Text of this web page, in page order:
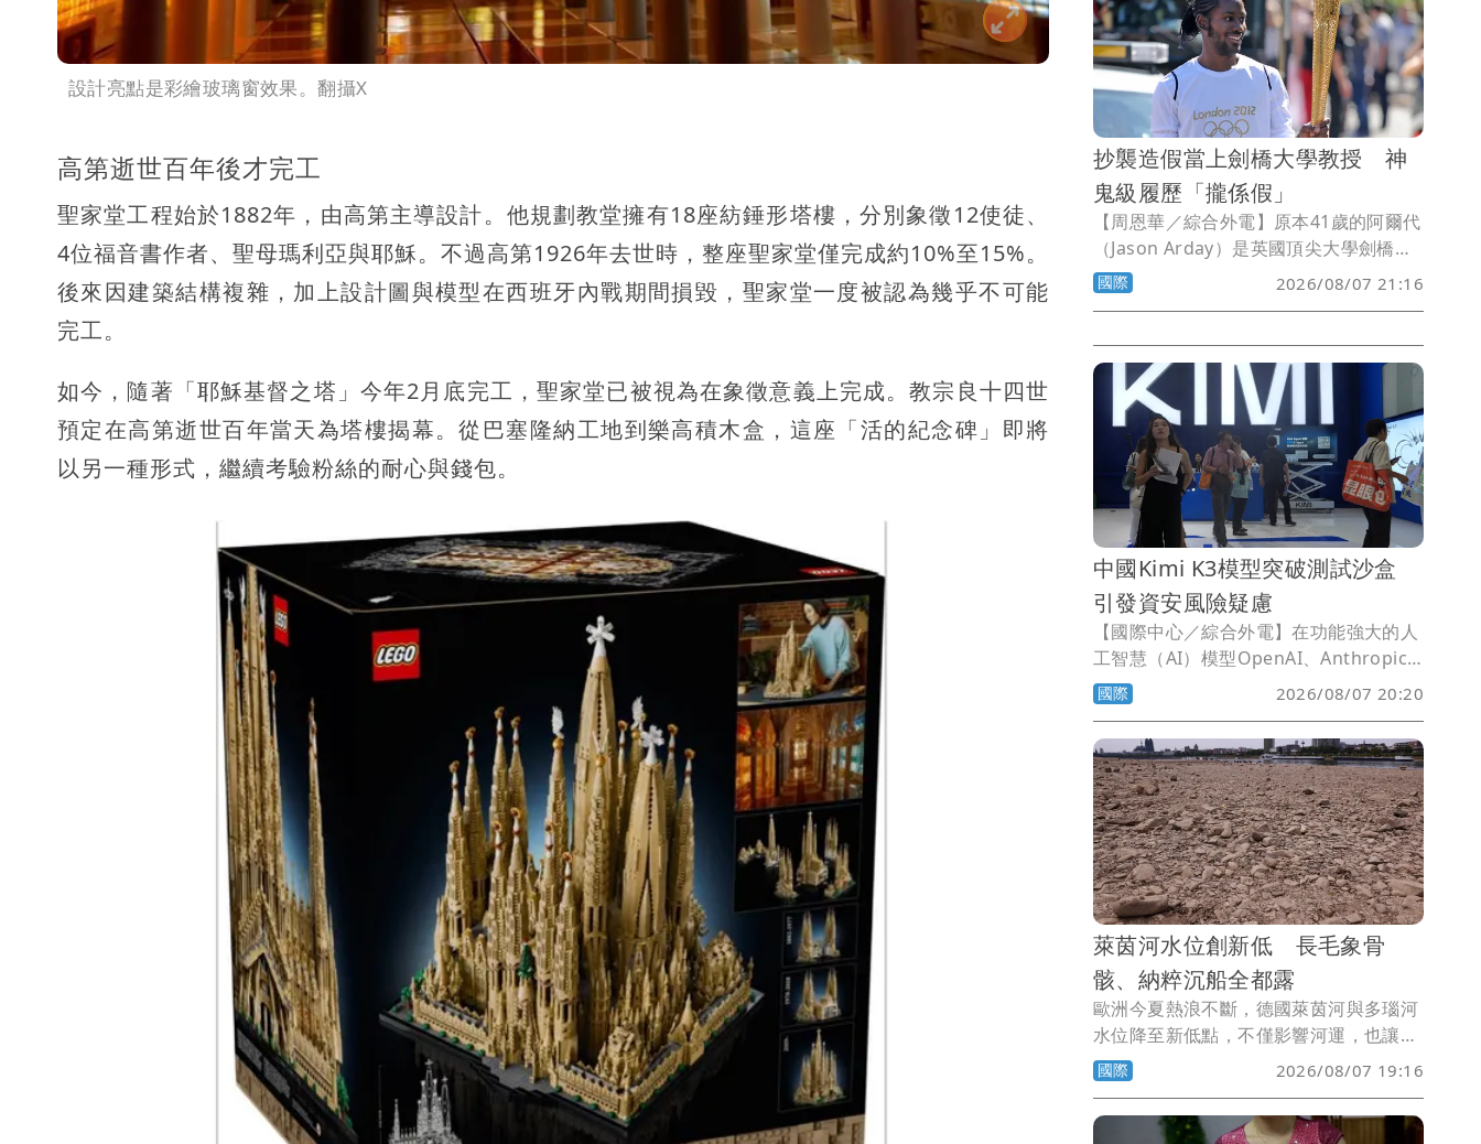
設計亮點是彩繪玻璃窗效果。翻攝X
高第逝世百年後才完工
聖家堂工程始於1882年，由高第主導設計。他規劃教堂擁有18座紡錘形塔樓，分別象徵12使徒、
4位福音書作者、聖母瑪利亞與耶穌。不過高第1926年去世時，整座聖家堂僅完成約10%至15%。
後來因建築結構複雜，加上設計圖與模型在西班牙內戰期間損毀，聖家堂一度被認為幾乎不可能
完工。
如今，隨著「耶穌基督之塔」今年2月底完工，聖家堂已被視為在象徵意義上完成。教宗良十四世
預定在高第逝世百年當天為塔樓揭幕。從巴塞隆納工地到樂高積木盒，這座「活的紀念碑」即將
以另一種形式，繼續考驗粉絲的耐心與錢包。
認。墨西哥當局今天逮捕時任州長阿基
瑞，並指控涉及當時「國家機器」的政、
軍、警聯合犯罪。
抄襲造假當上劍橋大學教授 神
鬼級履歷「攏係假」
【周恩華／綜合外電】原本41歲的阿爾代
（Jason Arday）是英國頂尖大學劍橋大
學的最年輕黑人教授，不但發表過多篇學
術論文，還聲稱創下35天跑完30場馬拉松
天花板的典範。不過，在一件件論文被揭
發涉及抄襲，以及過往的任教紀錄遭質疑
後，阿爾代在5日辭去劍橋大學的教職。
國際 2026/08/07 21:16
中國Kimi K3模型突破測試沙盒
引發資安風險疑慮
【國際中心／綜合外電】在功能強大的人
工智慧（AI）模型OpenAI、Anthropic
與Meta紛紛傳出自行突破測試環境的事
故後，又有一家人工智慧模型突破被隔離
的「沙盒」（sandbox）環境，那就是中
國月之暗面（Moonshot）的旗艦AI模型
Kimi K3。由於Kimi K3採取開源模式，英
國專家擔憂，會讓潛在的風險更高。
國際 2026/08/07 20:20
萊茵河水位創新低 長毛象骨
骸、納粹沉船全都露
歐洲今夏熱浪不斷，德國萊茵河與多瑙河
水位降至新低點，不僅影響河運，也讓長
年埋藏河床下的歷史遺跡重見天日，包括
長毛猛瑪象骨骸、二戰時期納粹德軍沉船
及象徵飢荒年代的「飢餓石」，都相繼露
國際 2026/08/07 19:16